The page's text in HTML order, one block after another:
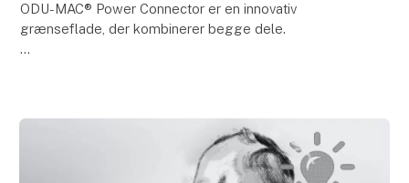
ODU-MAC® Power Connector er en innovativ
grænseflade, der kombinerer begge dele.